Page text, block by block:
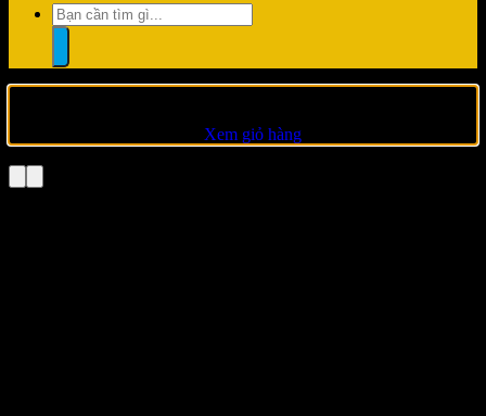
Tìm
kiếm:
“Màn Hình SAMSUNG Odyssey OLED G6 G60SF
Xem giỏ hàng